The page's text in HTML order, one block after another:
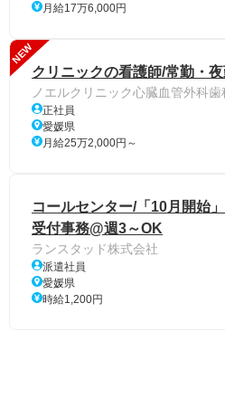
月給17万6,000円
NEW
クリニックの看護師/常勤・夜
ノエルクリニック心臓血管外科歯
正社員
愛媛県
月給25万2,000円～
コールセンター/「10月開始
受付事務@週3～OK
ランスタッド株式会社
派遣社員
愛媛県
時給1,200円